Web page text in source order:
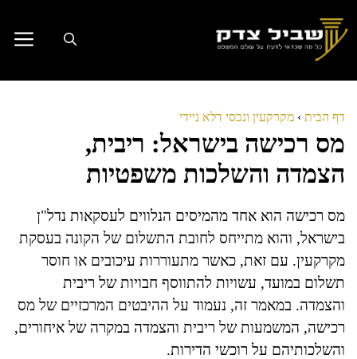
לתוכן
דף הבית › מקרקעין ונכסי דלא ניידי
מס רכישה בישראל: ריבית,
הצמדה והשלכות משפטיות
מס רכישה הוא אחד מהמיסים הנלווים לעסקאות נדל"ן
בישראל, והוא מתייחס לחובת התשלום של הקונה בעסקת
מקרקעין. עם זאת, כאשר מתעוררות עיכובים או חוסר
תשלום במועד, עשויות להתווסף חבויות של ריבית
והצמדה. במאמר זה, נעמוד על ההיבטים המרכזיים של מס
רכישה, המשמעות של ריבית והצמדה במקרה של איחורים,
והשלכותיהם על רוכשי הדירות.